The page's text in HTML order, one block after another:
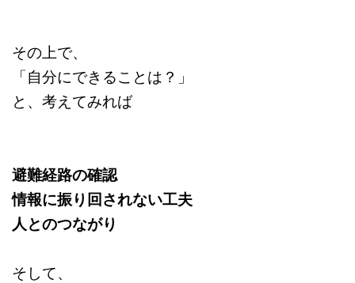
その上で、
「自分にできることは？」
と、考えてみれば
避難経路の確認
情報に振り回されない工夫
人とのつながり
そして、